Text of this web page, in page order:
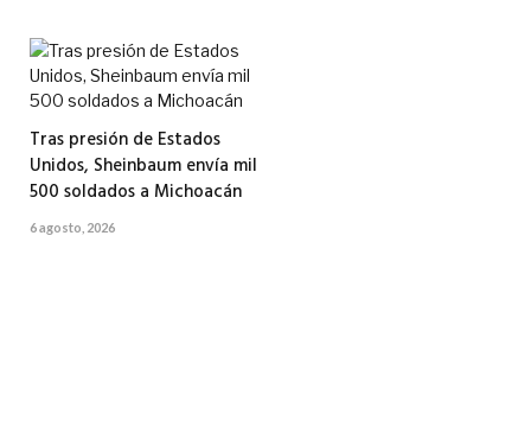
Tras presión de Estados
Unidos, Sheinbaum envía mil
500 soldados a Michoacán
6 agosto, 2026